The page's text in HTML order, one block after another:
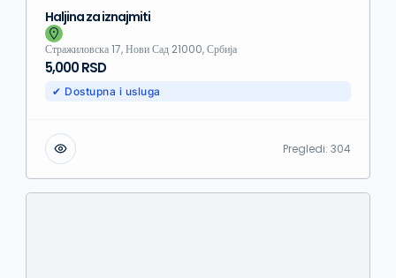
Haljina za iznajmiti
Стражиловска 17, Нови Сад 21000, Србија
5,000 RSD
✔ Dostupna i usluga
Pregledi: 304